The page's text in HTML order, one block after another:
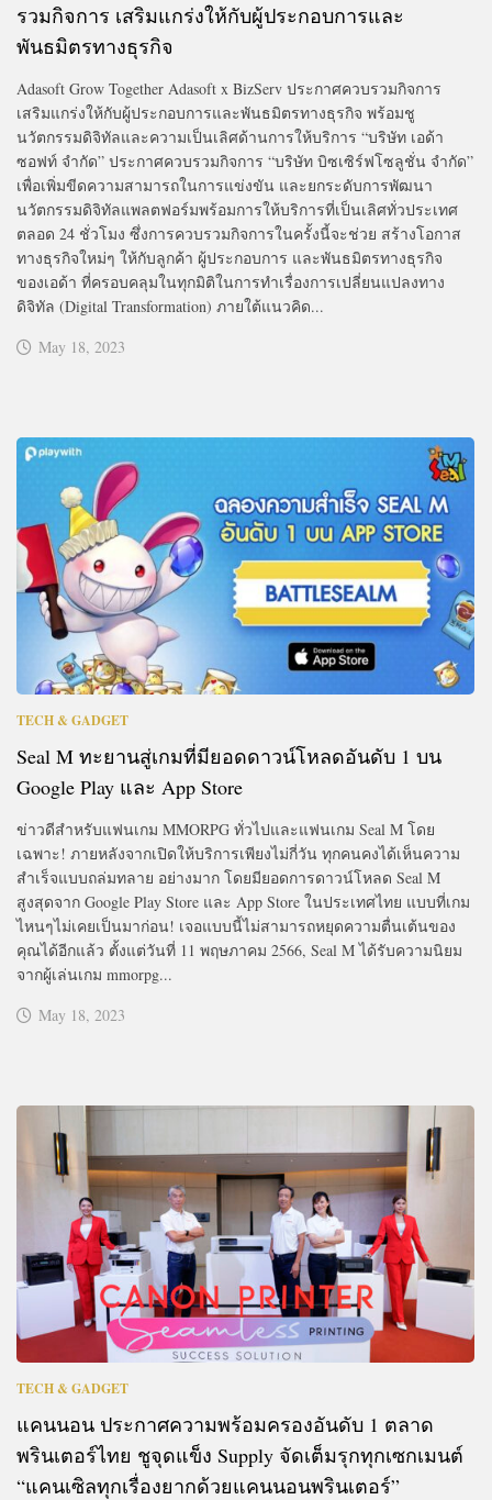
รวมกิจการ เสริมแกร่งให้กับผู้ประกอบการและ
พันธมิตรทางธุรกิจ
Adasoft Grow Together Adasoft x BizServ ประกาศควบรวมกิจการ
เสริมแกร่งให้กับผู้ประกอบการและพันธมิตรทางธุรกิจ พร้อมชู
นวัตกรรมดิจิทัลและความเป็นเลิศด้านการให้บริการ “บริษัท เอด้า
ซอฟท์ จำกัด” ประกาศควบรวมกิจการ “บริษัท บิซเซิร์ฟโซลูชั่น จำกัด”
เพื่อเพิ่มขีดความสามารถในการแข่งขัน และยกระดับการพัฒนา
นวัตกรรมดิจิทัลแพลตฟอร์มพร้อมการให้บริการที่เป็นเลิศทั่วประเทศ
ตลอด 24 ชั่วโมง ซึ่งการควบรวมกิจการในครั้งนี้จะช่วย สร้างโอกาส
ทางธุรกิจใหม่ๆ ให้กับลูกค้า ผู้ประกอบการ และพันธมิตรทางธุรกิจ
ของเอด้า ที่ครอบคลุมในทุกมิติในการทำเรื่องการเปลี่ยนแปลงทาง
ดิจิทัล (Digital Transformation) ภายใต้แนวคิด...
May 18, 2023
TECH & GADGET
Seal M ทะยานสู่เกมที่มียอดดาวน์โหลดอันดับ 1 บน
Google Play และ App Store
ข่าวดีสำหรับแฟนเกม MMORPG ทั่วไปและแฟนเกม Seal M โดย
เฉพาะ! ภายหลังจากเปิดให้บริการเพียงไม่กี่วัน ทุกคนคงได้เห็นความ
สำเร็จแบบถล่มทลาย อย่างมาก โดยมียอดการดาวน์โหลด Seal M
สูงสุดจาก Google Play Store และ App Store ในประเทศไทย แบบที่เกม
ไหนๆไม่เคยเป็นมาก่อน! เจอแบบนี้ไม่สามารถหยุดความตื่นเต้นของ
คุณได้อีกแล้ว ตั้งแต่วันที่ 11 พฤษภาคม 2566, Seal M ได้รับความนิยม
จากผู้เล่นเกม mmorpg...
May 18, 2023
TECH & GADGET
แคนนอน ประกาศความพร้อมครองอันดับ 1 ตลาด
พรินเตอร์ไทย ชูจุดแข็ง Supply จัดเต็มรุกทุกเซกเมนต์
“แคนเซิลทุกเรื่องยากด้วยแคนนอนพรินเตอร์”